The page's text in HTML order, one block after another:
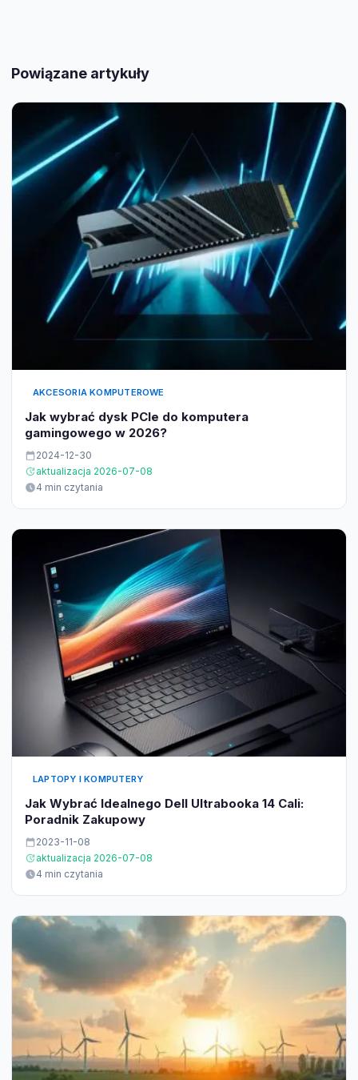
Powiązane artykuły
AKCESORIA KOMPUTEROWE
Jak wybrać dysk PCIe do komputera
gamingowego w 2026?
2024-12-30
aktualizacja 2026-07-08
4 min czytania
LAPTOPY I KOMPUTERY
Jak Wybrać Idealnego Dell Ultrabooka 14 Cali:
Poradnik Zakupowy
2023-11-08
aktualizacja 2026-07-08
4 min czytania